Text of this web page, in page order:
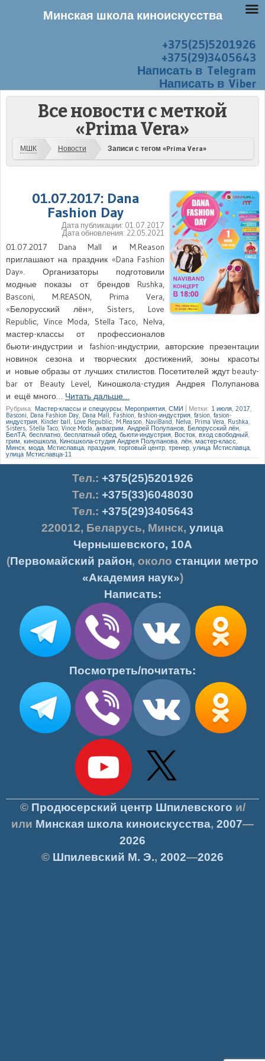
+375(25)5201926
+375(29)3405643
Написать в Telegram
Написать в Viber
Все новости с меткой
«Prima Vera»
МШК Новости Записи с тегом «Prima Vera»
01.07.2017: Dana
Fashion Day
Дата публикации: 01.07.2017
Дата обновления: 22.05.2021
01.07.2017 Dana Mall и M.Reason
приглашают на праздник «Dana Fashion
Day». Организаторы подготовили
модные показы от брендов Rushka,
Basconi, M.REASON, Prima Vera,
«Белорусский лён», Sisters, Love
Republiс, Vince Moda, Stella Taco, Nelva,
мастер-классы от профессионалов
бьюти-индустрии и fashion-индустрии, авторские презентации
новинок сезона и творческих достижений, зоны красоты
и новые образы от лучших стилистов. Посетителей ждут beauty-
bar от Beauty Level, Киношкола-студия Андрея Полупанова
и ещё много… Читать дальше…
Рубрика: Мастер-классы и спецкурсы Мероприятия СМИ Метки: 1 июля 2017
Basconi Dana Fashion Day Dana Mall, Fashion, fashion-индустрия fasion fasion-
индустрия Kinder ball Love Republiс M.Reason NaviBand Nelva Prima Vera Rushka
Sisters, Stella Taco Vince Moda ,аквагрим Андрей Полупанов Белорусский лён
БелТА, бесплатно бесплатный обед бьюти-индустрия Восток вход свободный
грим киношкола Киношкола-студия Андрея Полупанова лён мастер-класс,
Минск мода Мстиславца праздник торговый центр тренер ,улица Мстиславца
улица Мстиславца-11
Тел.: +375(25)5201926
Тел.: +375(33)6048030
Тел.: +375(29)3405643
220012, Беларусь, Минск, улица
Чернышевского, 10А
(Первомайский район, около станции метро
«Академия наук»)
Написать:
Посмотреть/почитать:
© Продюсерский центр Шпилевского и/
или Минская школа киноискусства, 2007—
2026
© Шпилевский М. Э., 2002—2026
Минская школа киноискусства